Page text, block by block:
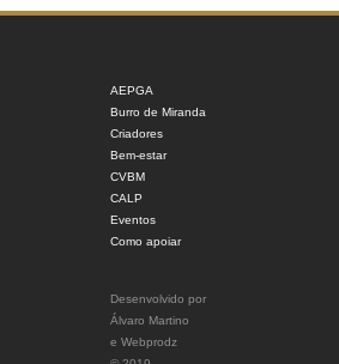
AEPGA
Burro de Miranda
Criadores
Bem-estar
CVBM
CALP
Eventos
Como apoiar
Desenvolvido por
Álvaro Martino
e Webprodz